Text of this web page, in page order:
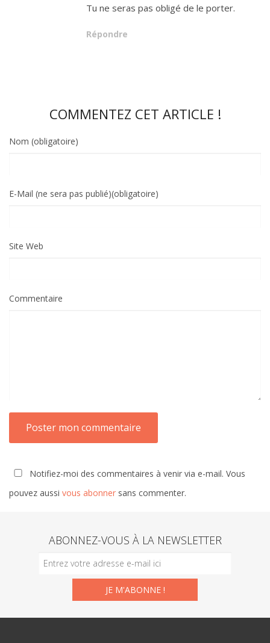
Tu ne seras pas obligé de le porter.
Répondre
COMMENTEZ CET ARTICLE !
Nom (obligatoire)
E-Mail (ne sera pas publié)(obligatoire)
Site Web
Commentaire
Notifiez-moi des commentaires à venir via e-mail. Vous
pouvez aussi vous abonner sans commenter.
ABONNEZ-VOUS À LA NEWSLETTER